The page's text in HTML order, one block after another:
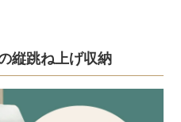
縦跳ね上げ収納